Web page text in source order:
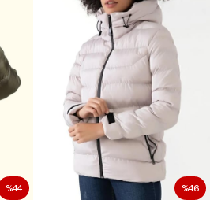
%44 %46